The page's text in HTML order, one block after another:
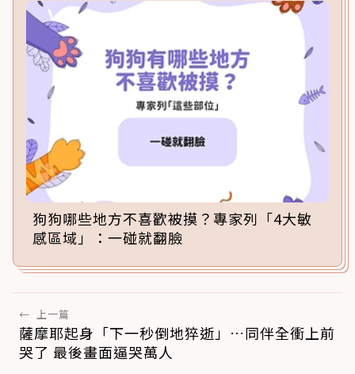
狗狗哪些地方不喜歡被摸？專家列「4大敏
感區域」：一碰就翻臉
← 上一篇
薩摩耶起身「下一秒倒地猝逝」…同伴全衝上前
哭了 最後畫面逼哭萬人